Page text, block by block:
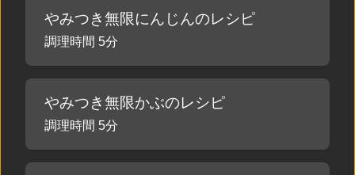
やみつき無限にんじんのレシピ
調理時間 5分
やみつき無限かぶのレシピ
調理時間 5分